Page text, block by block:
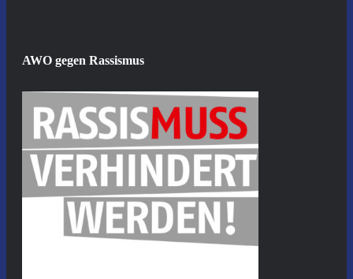
AWO gegen Rassismus